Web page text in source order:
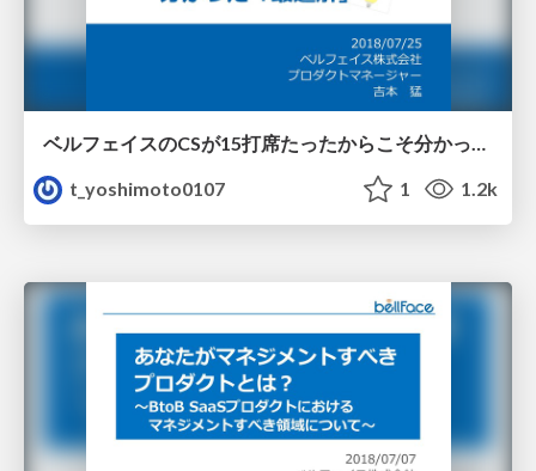
ベルフェイスのCSが15打席たったからこそ分かった最適解（解答）
t_yoshimoto0107
1 1.2k